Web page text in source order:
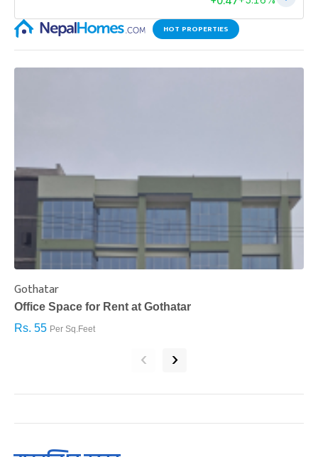
HOT PROPERTIES
Gothatar
Office Space for Rent at Gothatar
Rs. 55 Per Sq.Feet
‹ ›